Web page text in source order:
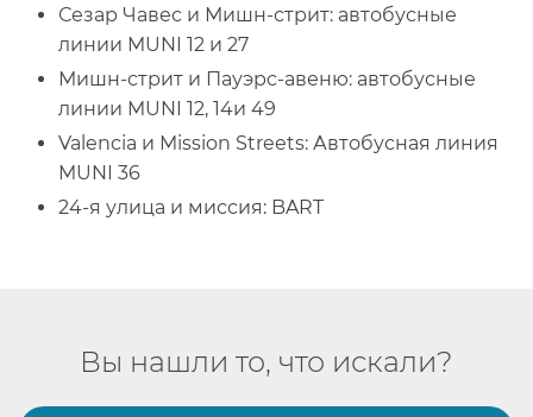
Сезар Чавес и Мишн-стрит: автобусные
линии MUNI 12 и 27​​
Мишн-стрит и Пауэрс-авеню: автобусные
линии MUNI 12, 14и 49​​
Valencia и Mission Streets: Автобусная линия
MUNI 36​​
24-я улица и миссия: BART​​
Вы нашли то, что искали?​​